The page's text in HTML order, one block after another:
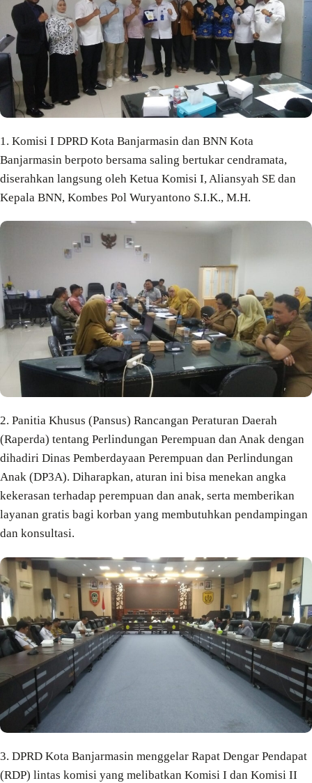
1. Komisi I DPRD Kota Banjarmasin dan BNN Kota
Banjarmasin berpoto bersama saling bertukar cendramata,
diserahkan langsung oleh Ketua Komisi I, Aliansyah SE dan
Kepala BNN, Kombes Pol Wuryantono S.I.K., M.H.
2. Panitia Khusus (Pansus) Rancangan Peraturan Daerah
(Raperda) tentang Perlindungan Perempuan dan Anak dengan
dihadiri Dinas Pemberdayaan Perempuan dan Perlindungan
Anak (DP3A). Diharapkan, aturan ini bisa menekan angka
kekerasan terhadap perempuan dan anak, serta memberikan
layanan gratis bagi korban yang membutuhkan pendampingan
dan konsultasi.
3. DPRD Kota Banjarmasin menggelar Rapat Dengar Pendapat
(RDP) lintas komisi yang melibatkan Komisi I dan Komisi II